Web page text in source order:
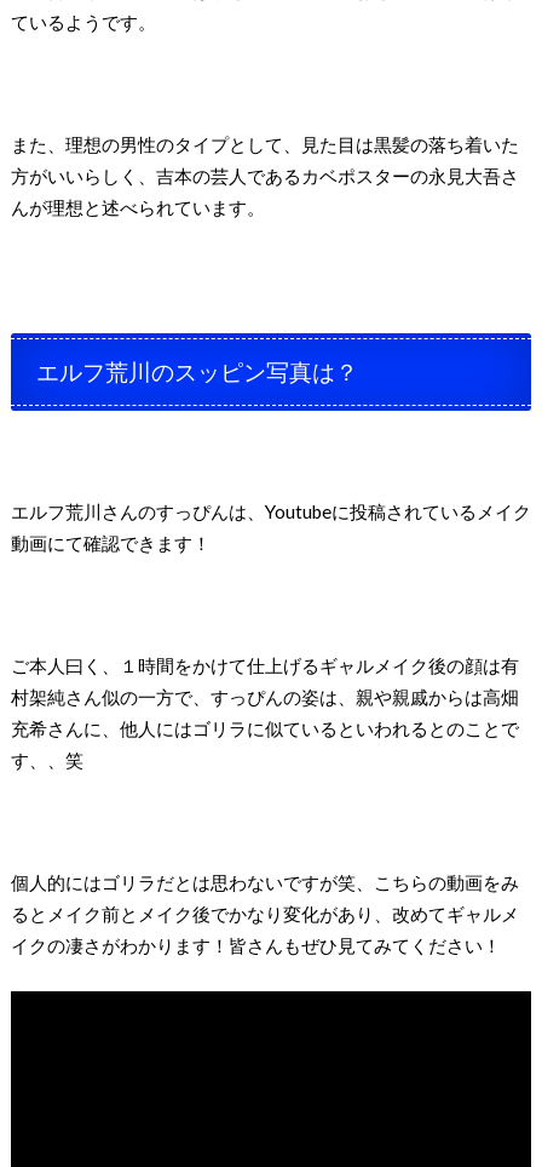
ているようです。
また、理想の男性のタイプとして、見た目は黒髪の落ち着いた
方がいいらしく、吉本の芸人であるカベポスターの永見大吾さ
んが理想と述べられています。
エルフ荒川のスッピン写真は？
エルフ荒川さんのすっぴんは、Youtubeに投稿されているメイク
動画にて確認できます！
ご本人曰く、１時間をかけて仕上げるギャルメイク後の顔は有
村架純さん似の一方で、すっぴんの姿は、親や親戚からは高畑
充希さんに、他人にはゴリラに似ているといわれるとのことで
す、、笑
個人的にはゴリラだとは思わないですが笑、こちらの動画をみ
るとメイク前とメイク後でかなり変化があり、改めてギャルメ
イクの凄さがわかります！皆さんもぜひ見てみてください！